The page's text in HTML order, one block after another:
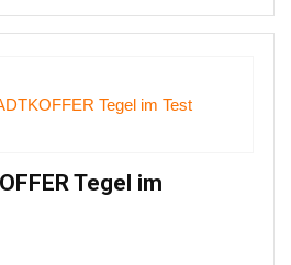
Tegel im